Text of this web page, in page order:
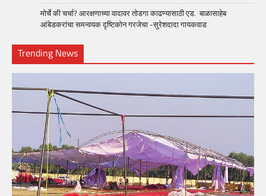
मोर्चे की चर्चा? आरक्षणाच्या वादावर तोडगा काढण्यासाठी एड. बाळासाहेब
आंबेडकरांचा समन्वयक दृष्टिकोन गरजेचा -सुरेशदादा गायकवाड
Trending News